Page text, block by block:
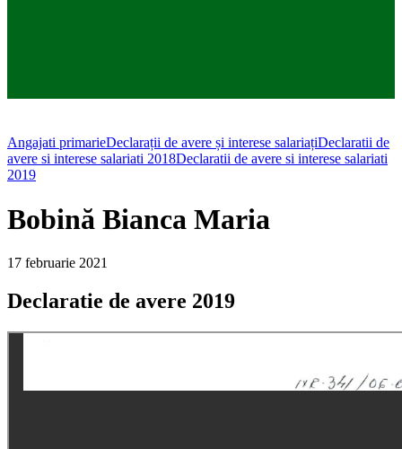
Angajati primarieDeclarații de avere și interese salariațiDeclaratii de
avere si interese salariati 2018Declaratii de avere si interese salariati
2019
Bobină Bianca Maria
17 februarie 2021
Declaratie de avere 2019